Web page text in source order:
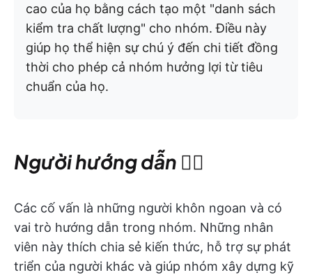
cao của họ bằng cách tạo một "danh sách
kiểm tra chất lượng" cho nhóm. Điều này
giúp họ thể hiện sự chú ý đến chi tiết đồng
thời cho phép cả nhóm hưởng lợi từ tiêu
chuẩn của họ.
Người hướng dẫn 🧙‍♂️
Các cố vấn là những người khôn ngoan và có
vai trò hướng dẫn trong nhóm. Những nhân
viên này thích chia sẻ kiến thức, hỗ trợ sự phát
triển của người khác và giúp nhóm xây dựng kỹ